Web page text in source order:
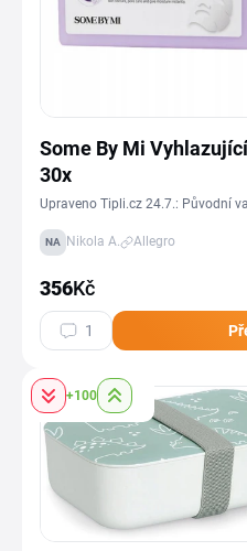
Some By Mi
30x
Upraveno Tipli.cz 24.7.: Původní
na stejný produkt od jiného
Kč:https://allegro.cz/produkt/
offerId=18594055883---Dobrý
masek s retinolem, je teď za
mám ráda a sady masek se vždy
typ:https://allegro.cz/produkt/
platynkove-masky-s-
NA Nikola A. Allegro
356Kč
1
+100